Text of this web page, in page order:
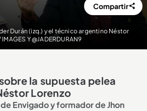
Durán (izq.) y el técnico argentino Néstor
Y @JADERDURAN9
Compartir
la supuesta pelea
Lorenzo
Envigado y formador de Jhon